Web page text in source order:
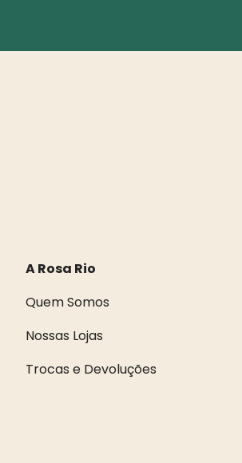
A Rosa Rio
Quem Somos
Nossas Lojas
Trocas e Devoluções